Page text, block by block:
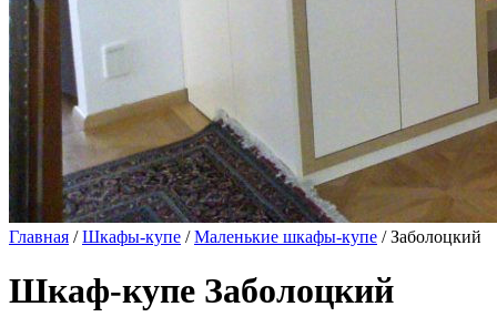
Главная /Шкафы-купе /Маленькие шкафы-купе / Заболоцкий
Шкаф-купе Заболоцкий